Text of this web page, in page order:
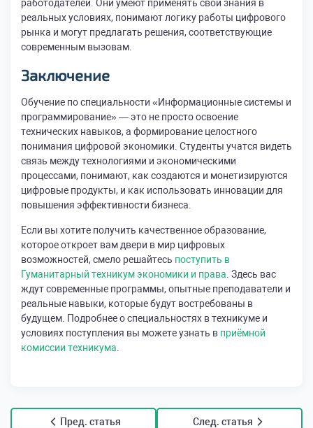
работодателей. Они умеют применять свои знания в
реальных условиях, понимают логику работы цифрового
рынка и могут предлагать решения, соответствующие
современным вызовам.
Заключение
Обучение по специальности «Информационные системы и
программирование» — это не просто освоение
технических навыков, а формирование целостного
понимания цифровой экономики. Студенты учатся видеть
связь между технологиями и экономическими
процессами, понимают, как создаются и монетизируются
цифровые продукты, и как использовать инновации для
повышения эффективности бизнеса.
Если вы хотите получить качественное образование,
которое откроет вам двери в мир цифровых
возможностей, смело решайтесь поступить в
Гуманитарный техникум экономики и права . Здесь вас
ждут современные программы, опытные преподаватели и
реальные навыки, которые будут востребованы в
будущем. Подробнее о специальностях в техникуме и
условиях поступления вы можете узнать в приёмной
комиссии техникума
Пред. статья След. статья